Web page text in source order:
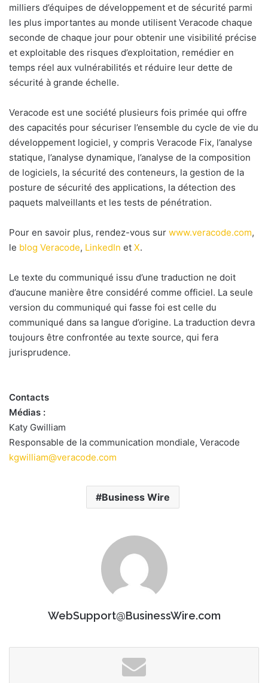
milliers d’équipes de développement et de sécurité parmi
les plus importantes au monde utilisent Veracode chaque
seconde de chaque jour pour obtenir une visibilité précise
et exploitable des risques d’exploitation, remédier en
temps réel aux vulnérabilités et réduire leur dette de
sécurité à grande échelle.
Veracode est une société plusieurs fois primée qui offre
des capacités pour sécuriser l’ensemble du cycle de vie du
développement logiciel, y compris Veracode Fix, l’analyse
statique, l’analyse dynamique, l’analyse de la composition
de logiciels, la sécurité des conteneurs, la gestion de la
posture de sécurité des applications, la détection des
paquets malveillants et les tests de pénétration.
Pour en savoir plus, rendez-vous sur www.veracode.com,
le blog Veracode, LinkedIn et X.
Le texte du communiqué issu d’une traduction ne doit
d’aucune manière être considéré comme officiel. La seule
version du communiqué qui fasse foi est celle du
communiqué dans sa langue d’origine. La traduction devra
toujours être confrontée au texte source, qui fera
jurisprudence.
Contacts
Médias :
Katy Gwilliam
Responsable de la communication mondiale, Veracode
kgwilliam@veracode.com
Business Wire
WebSupport@BusinessWire.com